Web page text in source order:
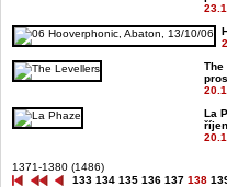
The
La
1371-1380 (1486)
133 134 135 136 137 138